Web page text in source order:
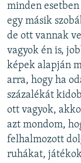
minden
egy másik
de ott vannak
vagyok én is,
képek alapján
arra, hogy ha
százalékát
ott vagyok,
azt mondom,
felhalmozott
ruhákat,